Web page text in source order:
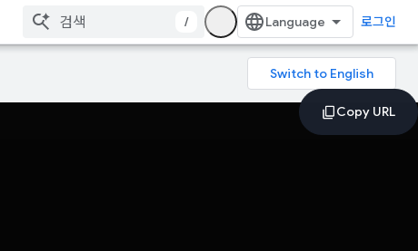
/ 로그인